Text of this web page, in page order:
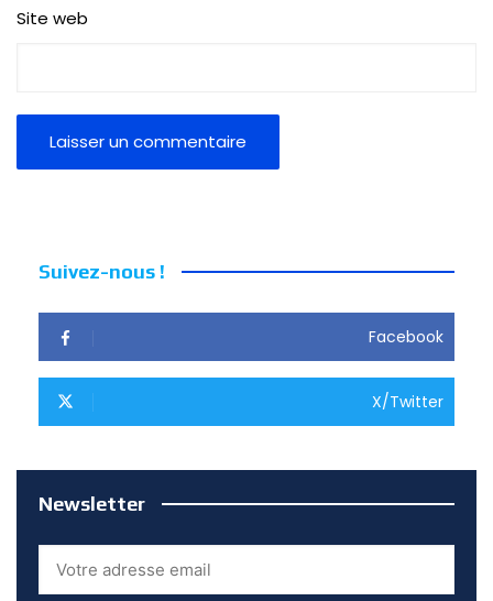
Site web
Suivez-nous !
Facebook
X/Twitter
Newsletter